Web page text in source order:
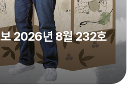
보 2026년 8월 232호